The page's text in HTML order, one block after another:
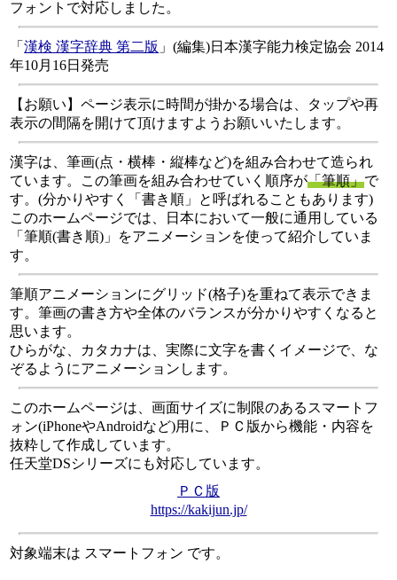
フォントで対応しました。
「漢検 漢字辞典 第二版 」(編集)日本漢字能力検定協会 2014
年10月16日発売
【お願い】ページ表示に時間が掛かる場合は、タップや再
表示の間隔を開けて頂けますようお願いいたします。
漢字は、筆画(点・横棒・縦棒など)を組み合わせて造られ
ています。この筆画を組み合わせていく順序が「筆順」で
す。(分かりやすく「書き順」と呼ばれることもあります)
このホームページでは、日本において一般に通用している
「筆順(書き順)」をアニメーションを使って紹介していま
す。
筆順アニメーションにグリッド(格子)を重ねて表示できま
す。筆画の書き方や全体のバランスが分かりやすくなると
思います。
ひらがな、カタカナは、実際に文字を書くイメージで、な
ぞるようにアニメーションします。
このホームページは、画面サイズに制限のあるスマートフ
ォン(iPhoneやAndroidなど)用に、ＰＣ版から機能・内容を
抜粋して作成しています。
任天堂DSシリーズにも対応しています。
ＰＣ版
https://kakijun.jp/
対象端末は スマートフォン です。